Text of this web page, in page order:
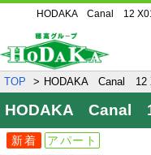
HODAKA Canal 12 X01
TOP HODAKA Canal 12
HODAKA Canal
新着 アパート